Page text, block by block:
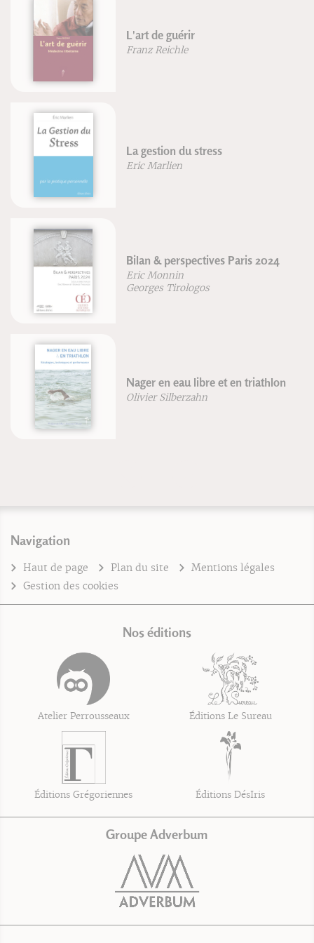
L'art de guérir
Franz Reichle
La gestion du stress
Eric Marlien
Bilan & perspectives Paris 2024
Eric Monnin
Georges Tirologos
Nager en eau libre et en triathlon
Olivier Silberzahn
Navigation
Haut de page Plan du site
Mentions légales
Gestion des cookies
Nos éditions
Atelier Perrousseaux Éditions Le Sureau
Éditions Grégoriennes Éditions DésIris
Groupe Adverbum